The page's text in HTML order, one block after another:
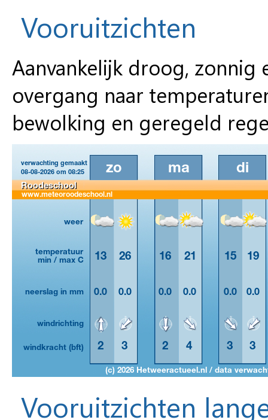
Vooruitzichten
Aanvankelijk droog, zonnig
overgang naar
bewolking en geregeld
Vooruitzichten